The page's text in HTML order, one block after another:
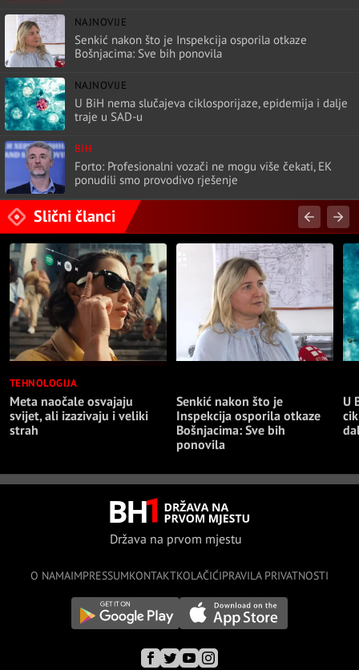
NAJNOVIJE
Senkić nakon što je Inspekcija osporila otkaze
Bošnjacima: Sve bih ponovila
NAJNOVIJE
U BiH nema slučajeva ciklosporijaze, epidemija i dalje
traje u SAD-u
BIH
Forto: Profesionalni vozači ne mogu više čekati, EK
ponudili smo provodivo rješenje
Slični članci
TEHNOLOGIJA
Meta naočale osvajaju
svijet, ali izazivaju i veliki
strah
Senkić nakon što je
Inspekcija osporila otkaze
Bošnjacima: Sve bih
ponovila
U
Država na prvom mjestu
O NAMAIMPRESSUMKONTAKTKOLAČIĆIPRAVILA PRIVATNOSTI